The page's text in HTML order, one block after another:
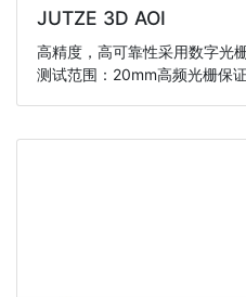
JUTZE 3D AOI
高精度，高可靠性采用数字光
测试范围：20mm高频光栅保证